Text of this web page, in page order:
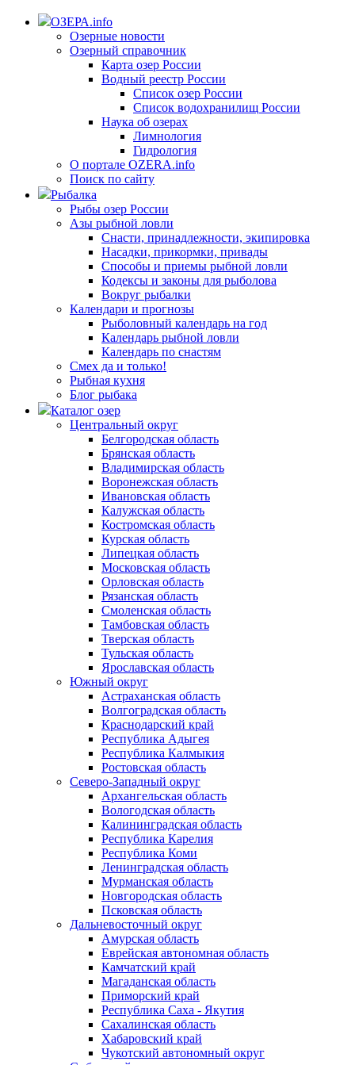
ОЗЕРА.info
Озерные новости
Озерный справочник
Карта озер России
Водный реестр России
Список озер России
Список водохранилищ России
Наука об озерах
Лимнология
Гидрология
О портале OZERA.info
Поиск по сайту
Рыбалка
Рыбы озер России
Азы рыбной ловли
Снасти, принадлежности, экипировка
Насадки, прикормки, привады
Способы и приемы рыбной ловли
Кодексы и законы для рыболова
Вокруг рыбалки
Календари и прогнозы
Рыболовный календарь на год
Календарь рыбной ловли
Календарь по снастям
Смех да и только!
Рыбная кухня
Блог рыбака
Каталог озер
Центральный округ
Белгородская область
Брянская область
Владимирская область
Воронежская область
Ивановская область
Калужская область
Костромская область
Курская область
Липецкая область
Московская область
Орловская область
Рязанская область
Смоленская область
Тамбовская область
Тверская область
Тульская область
Ярославская область
Южный округ
Астраханская область
Волгоградская область
Краснодарский край
Республика Адыгея
Республика Калмыкия
Ростовская область
Северо-Западный округ
Архангельская область
Вологодская область
Калининградская область
Республика Карелия
Республика Коми
Ленинградская область
Мурманская область
Новгородская область
Псковская область
Дальневосточный округ
Амурская область
Еврейская автономная область
Камчатский край
Магаданская область
Приморский край
Республика Саха - Якутия
Сахалинская область
Хабаровский край
Чукотский автономный округ